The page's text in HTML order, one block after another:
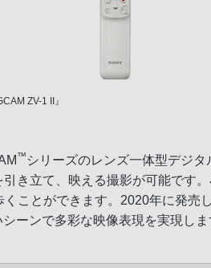
ZV-1 II』
™ シリーズのレンズ一体型デジ
き立て、映える撮影が可能です
ことができます。2020年に発
ーンで多彩な映像表現を実現し